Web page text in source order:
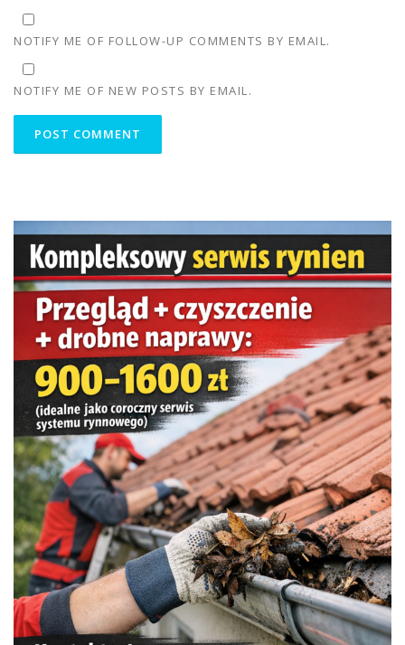
NOTIFY ME OF FOLLOW-UP COMMENTS BY EMAIL.
NOTIFY ME OF NEW POSTS BY EMAIL.